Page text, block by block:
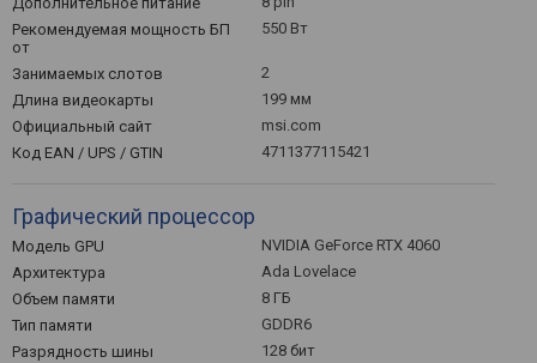
Рекомендуемая мощность БП
от
550 Вт
Занимаемых слотов
2
Длина видеокарты
199 мм
Официальный сайт
msi.com
Код EAN / UPS / GTIN
4711377115421
Графический процессор
Модель GPU
NVIDIA GeForce RTX 4060
Архитектура
Ada Lovelace
Объем памяти
8 ГБ
Тип памяти
GDDR6
Разрядность шины
128 бит